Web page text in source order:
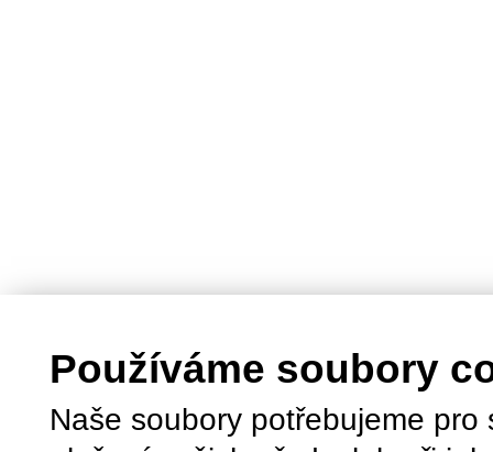
Používáme soubory
Naše soubory potřebujeme